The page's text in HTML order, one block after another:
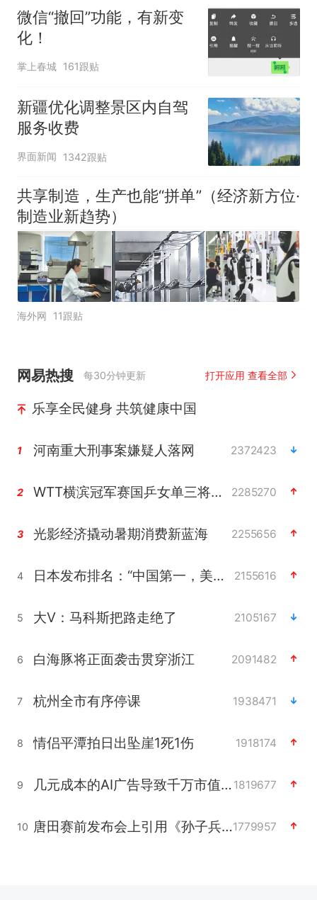
微信“撤回”功能，有新变
化！
掌上春城 161跟贴
新疆优化调整景区内自驾
服务收费
界面新闻 1342跟贴
共享制造，生产也能“拼单”（经济新方位·
制造业新趋势）
海外网 11跟贴
网易热搜 每30分钟更新 打开应用 查看全部
乐享全民健身 共筑健康中国
1 河南重大刑事案嫌疑人落网 2372423
2 WTT横滨冠军赛国乒女单三将晋级四强 2285270
3 光影经济撬动暑期消费新蓝海 2255656
4 日本发布排名：“中国第一，美日德韩英法居后” 2155616
5 大V：马科斯把路走绝了 2105167
6 白海豚将正面袭击贯穿浙江 2091482
7 杭州全市有序停课 1938471
8 情侣平潭拍日出坠崖1死1伤 1918174
9 几元成本的AI广告导致千万市值蒸发 1819677
10 唐田赛前发布会上引用《孙子兵法》1779957